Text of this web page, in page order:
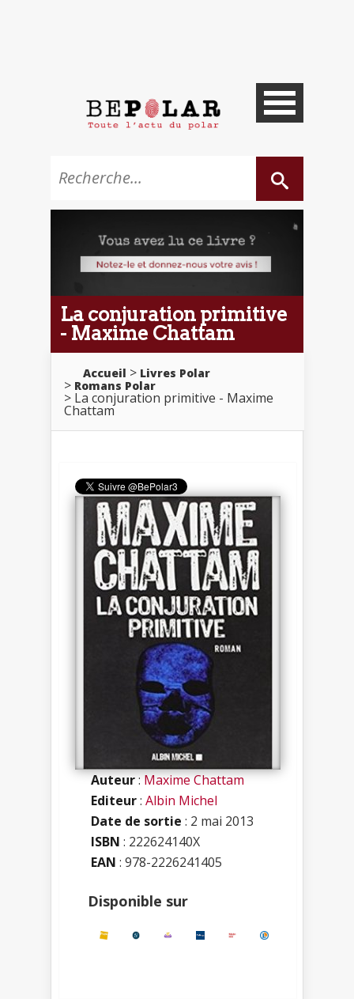
La conjuration primitive
- Maxime Chattam
Accueil
Livres Polar
Romans Polar
La conjuration primitive - Maxime
Chattam
Auteur:Maxime Chattam
Editeur: Albin Michel
Date de sortie : 2 mai 2013
ISBN : 222624140X
EAN : 978-2226241405
Disponible sur